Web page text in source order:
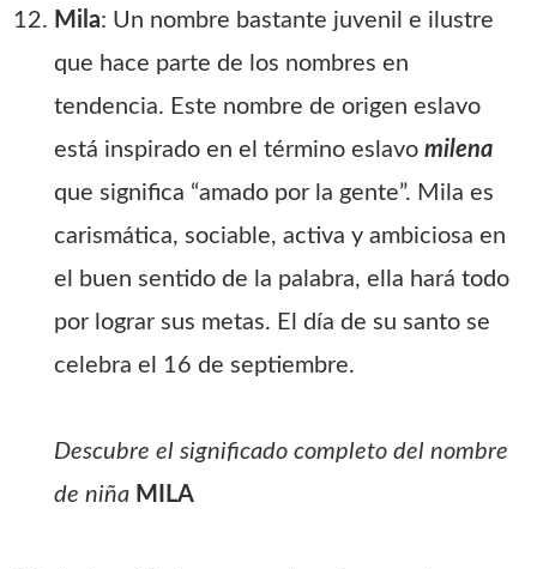
Mila: Un nombre bastante juvenil e ilustre
que hace parte de los nombres en
tendencia. Este nombre de origen eslavo
está inspirado en el término eslavo milena
que significa “amado por la gente”. Mila es
carismática, sociable, activa y ambiciosa en
el buen sentido de la palabra, ella hará todo
por lograr sus metas. El día de su santo se
celebra el 16 de septiembre.
Descubre el significado completo del nombre
de niña MILA